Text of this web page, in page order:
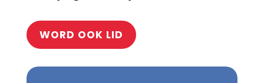
WORD OOK LID